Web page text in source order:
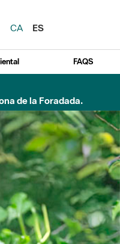
CA
ES
FAQS
sobre el río